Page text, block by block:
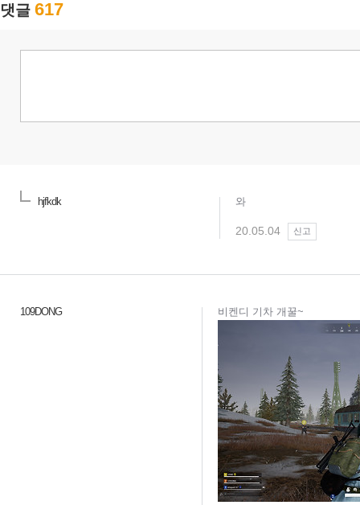
댓글 617
hjfkdk 와
20.05.04 신고
109DONG 비켄디 기차 개꿀~